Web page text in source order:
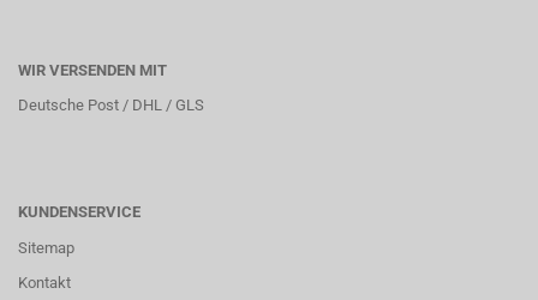
WIR VERSENDEN MIT
Deutsche Post / DHL / GLS
KUNDENSERVICE
Sitemap
Kontakt